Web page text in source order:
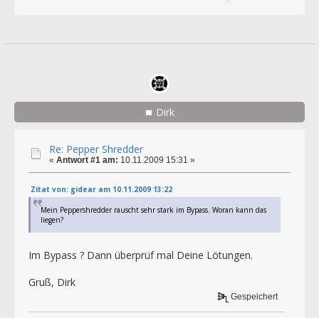
Dirk
Re: Pepper Shredder
« Antwort #1 am: 10.11.2009 15:31 »
Zitat von: gidear am 10.11.2009 13:22
Mein Peppershredder rauscht sehr stark im Bypass. Woran kann das
liegen?
Im Bypass ? Dann überprüf mal Deine Lötungen.
Gruß, Dirk
Gespeichert